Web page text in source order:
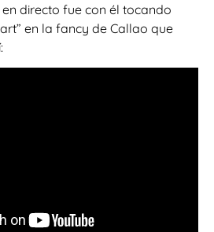
directo fue con él tocando
en la fancy de Callao que